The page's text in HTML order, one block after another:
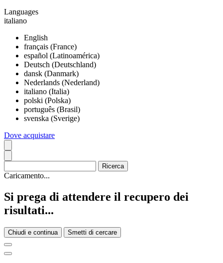
Languages
italiano
English
français (France)
español (Latinoamérica)
Deutsch (Deutschland)
dansk (Danmark)
Nederlands (Nederland)
italiano (Italia)
polski (Polska)
português (Brasil)
svenska (Sverige)
Dove acquistare
Caricamento...
Si prega di attendere il recupero dei
risultati...
Chiudi e continua Smetti di cercare